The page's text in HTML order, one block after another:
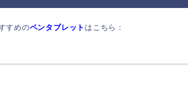
すめのペンタブレット はこちら：